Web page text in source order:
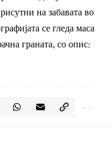
на забавата во
се гледа маса
граната, со опис: